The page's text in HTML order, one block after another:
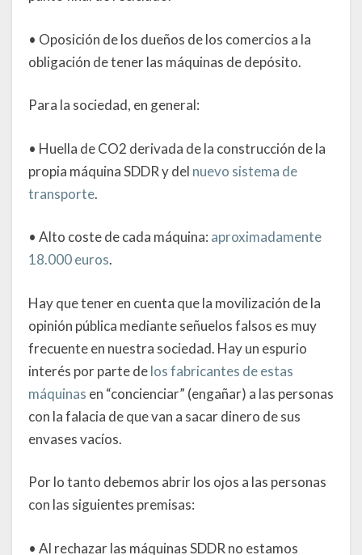
• Oposición de los dueños de los comercios a la
obligación de tener las máquinas de depósito.
Para la sociedad, en general:
• Huella de CO2 derivada de la construcción de la
propia máquina SDDR y del nuevo sistema de
transporte.
• Alto coste de cada máquina: aproximadamente
18.000 euros.
Hay que tener en cuenta que la movilización de la
opinión pública mediante señuelos falsos es muy
frecuente en nuestra sociedad. Hay un espurio
interés por parte delos fabricantes de estas
máquinas en “concienciar” (engañar) a las personas
con la falacia de que van a sacar dinero de sus
envases vacíos.
Por lo tanto debemos abrir los ojos a las personas
con las siguientes premisas:
• Al rechazar las máquinas SDDR no estamos